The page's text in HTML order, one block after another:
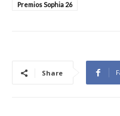
Premios Sophia 26
Share